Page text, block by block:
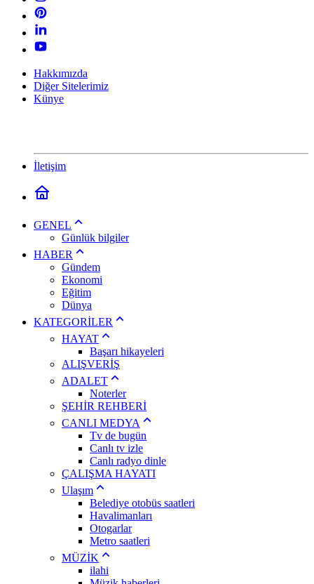
Hakkımızda
Diğer Sitelerimiz
Künye
İletişim
GENEL
Günlük bilgiler
HABER
Gündem
Ekonomi
Eğitim
Dünya
KATEGORİLER
HAYAT
Başarı hikayeleri
ALIŞVERİŞ
ADALET
Noterler
ŞEHİR REHBERİ
CANLI MEDYA
Tv de bugün
Canlı tv izle
Canlı radyo dinle
ÇALIŞMA HAYATI
Ulaşım
Belediye otobüs saatleri
Havalimanları
Otogarlar
Metro saatleri
MÜZİK
ilahi